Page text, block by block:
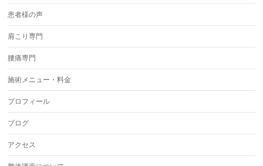
患者様の声
肩こり専門
腰痛専門
施術メニュー・料金
プロフィール
ブログ
アクセス